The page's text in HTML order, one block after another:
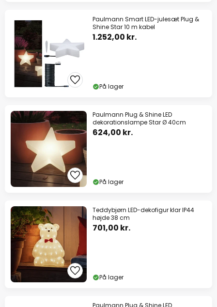
Paulmann Smart LED-julesæt Plug &
Shine Star 10 m kabel
1.252,00 kr.
På lager
Paulmann Plug & Shine LED
dekorationslampe Star Ø 40cm
624,00 kr.
På lager
Teddybjørn LED-dekofigur klar IP44
højde 38 cm
701,00 kr.
På lager